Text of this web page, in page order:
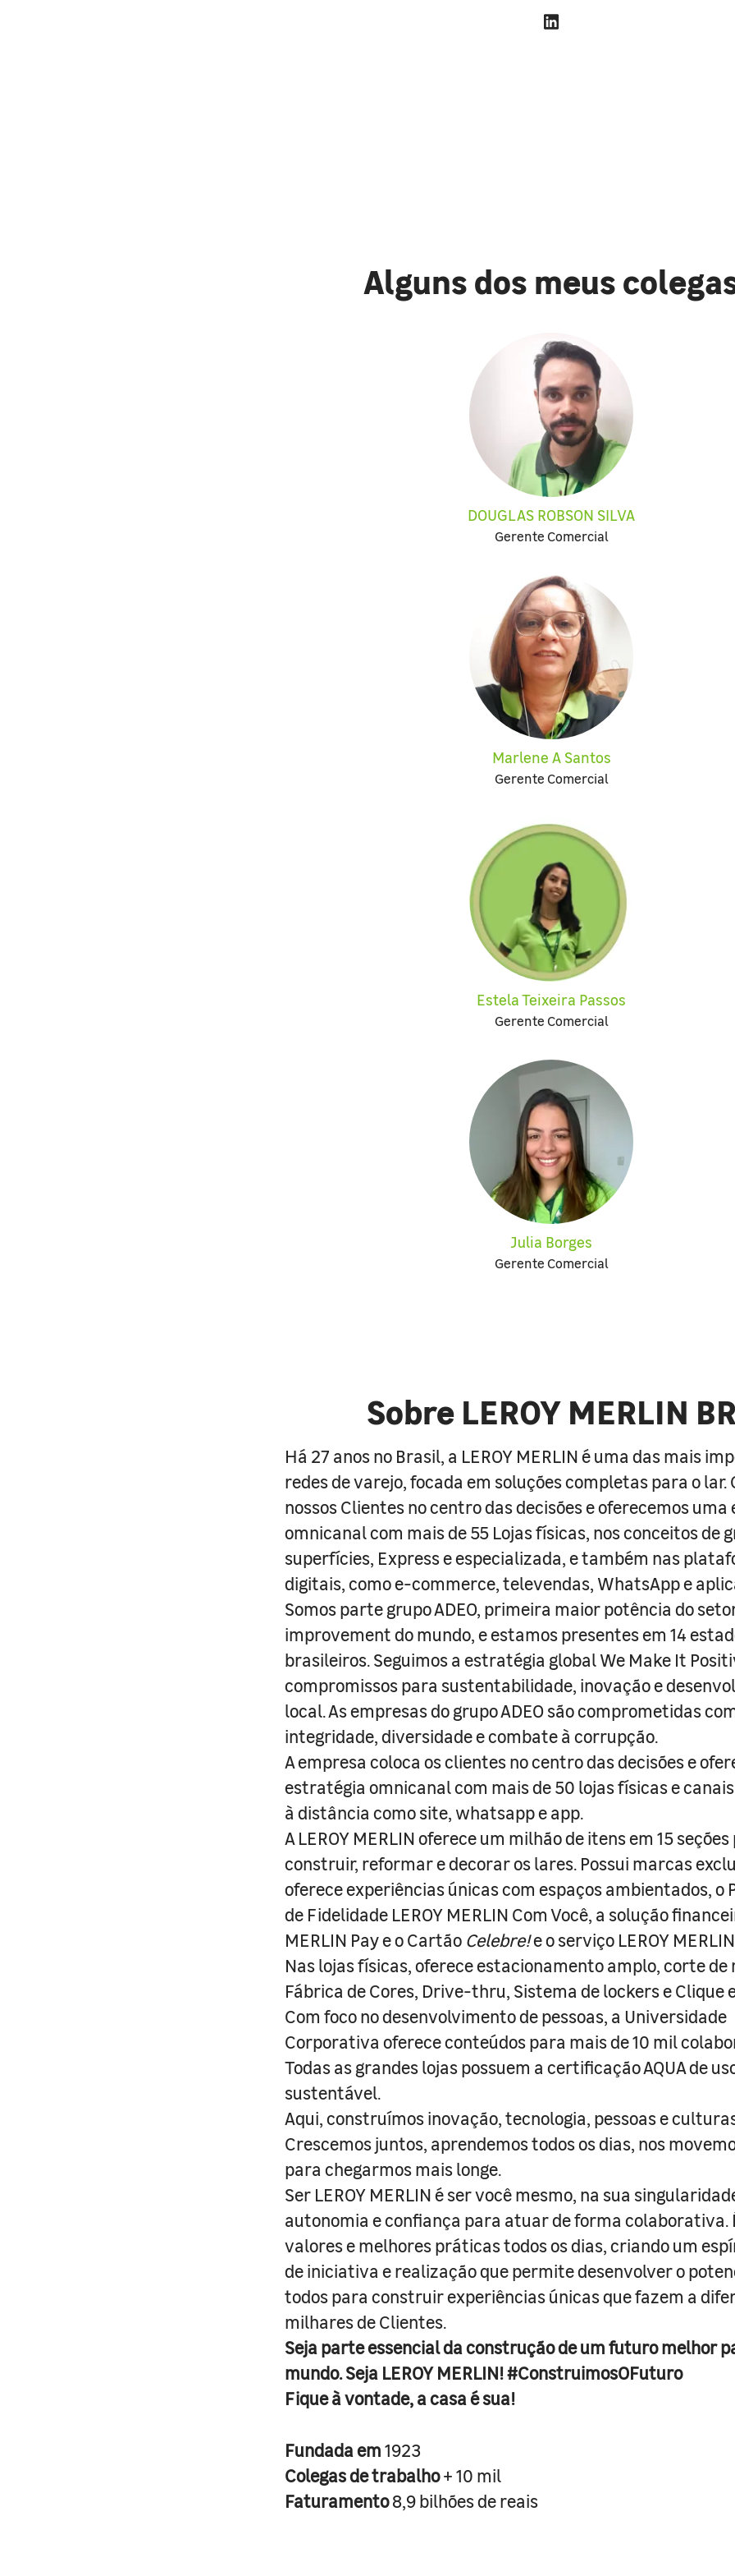
Alguns dos meus
DOUGLAS ROBSON SILVA
Gerente Comercial
Marlene A Santos
Gerente Comercial
Estela Teixeira Passos
Gerente Comercial
Julia Borges
Gerente Comercial
Sobre LEROY MERLIN BR
Há 27 anos no Brasil, a LEROY MERLIN é uma das mais
redes de varejo, focada em soluções completas para o lar.
nossos Clientes no centro das decisões e oferecemos
omnicanal com mais de 55 Lojas físicas, nos conceitos de
superfícies, Express e especializada, e também nas
digitais, como e-commerce, televendas, WhatsApp e
Somos parte grupo ADEO, primeira maior potência do
improvement do mundo, e estamos presentes em 14
brasileiros. Seguimos a estratégia global We Make It
compromissos para sustentabilidade, inovação e
local. As empresas do grupo ADEO são comprometidas
integridade, diversidade e combate à corrupção.
A empresa coloca os clientes no centro das decisões e
estratégia omnicanal com mais de 50 lojas físicas e
à distância como site, whatsapp e app.
A LEROY MERLIN oferece um milhão de itens em 15
construir, reformar e decorar os lares. Possui marcas
oferece experiências únicas com espaços ambientados, o
de Fidelidade LEROY MERLIN Com Você, a solução
MERLIN Pay e o Cartão Celebre!e o serviço LEROY
Nas lojas físicas, oferece estacionamento amplo, corte de
Fábrica de Cores, Drive-thru, Sistema de lockers e Clique
Com foco no desenvolvimento de pessoas, a Universidade
Corporativa oferece conteúdos para mais de 10 mil
Todas as grandes lojas possuem a certificação AQUA de
sustentável.
Aqui, construímos inovação, tecnologia, pessoas e
Crescemos juntos, aprendemos todos os dias, nos
para chegarmos mais longe.
Ser LEROY MERLIN é ser você mesmo, na sua
autonomia e confiança para atuar de forma
valores e melhores práticas todos os dias, criando um
de iniciativa e realização que permite desenvolver o
todos para construir experiências únicas que fazem a
milhares de Clientes.
Seja parte essencial da construção de um futuro melhor
mundo. Seja LEROY MERLIN! #ConstruimosOFuturo
Fique à vontade, a casa é sua!
Fundada em1923
Colegas de trabalho+ 10 mil
Faturamento8,9 bilhões de reais